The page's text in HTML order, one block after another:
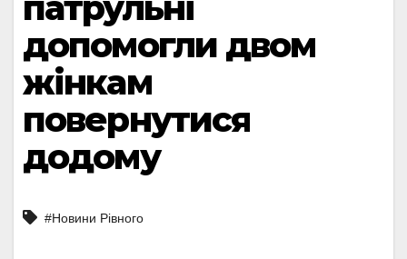
допомогли двом
жінкам
повернутися
додому
#Новини Рівного